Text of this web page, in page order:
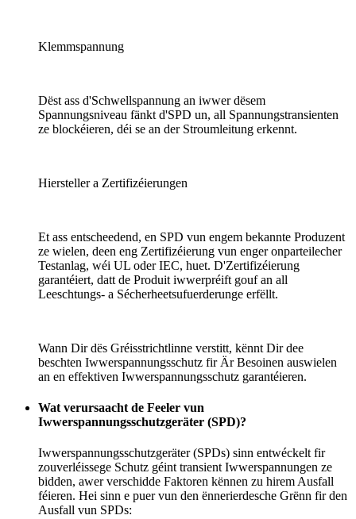
Klemmspannung
Dëst ass d'Schwellspannung an iwwer dësem
Spannungsniveau fänkt d'SPD un, all Spannungstransienten
ze blockéieren, déi se an der Stroumleitung erkennt.
Hiersteller a Zertifizéierungen
Et ass entscheedend, en SPD vun engem bekannte Produzent
ze wielen, deen eng Zertifizéierung vun enger onparteilecher
Testanlag, wéi UL oder IEC, huet. D'Zertifizéierung
garantéiert, datt de Produit iwwerpréift gouf an all
Leeschtungs- a Sécherheetsufuerderunge erfëllt.
Wann Dir dës Gréisstrichtlinne verstitt, kënnt Dir dee
beschten Iwwerspannungsschutz fir Är Besoinen auswielen
an en effektiven Iwwerspannungsschutz garantéieren.
Wat verursaacht de Feeler vun
Iwwerspannungsschutzgeräter (SPD)?
Iwwerspannungsschutzgeräter (SPDs) sinn entwéckelt fir
zouverléissege Schutz géint transient Iwwerspannungen ze
bidden, awer verschidde Faktoren kënnen zu hirem Ausfall
féieren. Hei sinn e puer vun den ënnerierdesche Grënn fir den
Ausfall vun SPDs: